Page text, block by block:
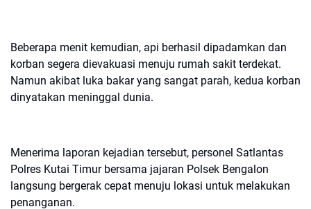
Beberapa menit kemudian, api berhasil dipadamkan dan
korban segera dievakuasi menuju rumah sakit terdekat.
Namun akibat luka bakar yang sangat parah, kedua korban
dinyatakan meninggal dunia.
Menerima laporan kejadian tersebut, personel Satlantas
Polres Kutai Timur bersama jajaran Polsek Bengalon
langsung bergerak cepat menuju lokasi untuk melakukan
penanganan.